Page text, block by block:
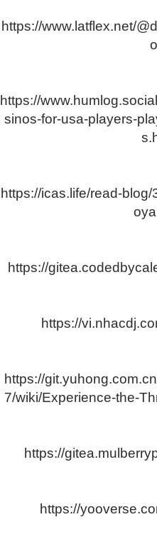
https://www.latflex.net/
https://
sinos-for-usa-players-
https://icas.life/read-
https://
https://
https://
7/wiki/Experience-the-
https://
https://